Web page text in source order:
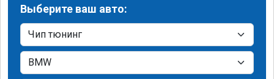
Выберите ваш авто: